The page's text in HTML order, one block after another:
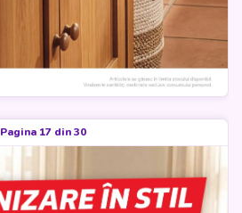
Pagina 17 din 30